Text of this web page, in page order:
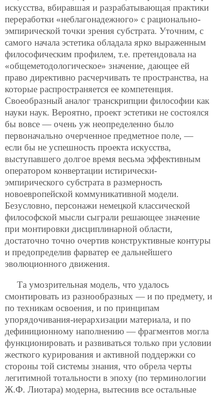
искусства, вбиравшая и разрабатывающая практики
переработки «неблагонадежного» с рационально-
эмпирической точки зрения субстрата. Уточним, с
самого начала эстетика обладала ярко выраженным
философическим профилем, т.е. претендовала на
«общеметодологическое» значение, дающее ей
право директивно расчерчивать те пространства, на
которые распространяется ее компетенция.
Своеобразный аналог транскрипции философии как
науки наук. Вероятно, проект эстетики не состоялся
бы вовсе — очень уж неопределенно было
первоначально очерченное предметное поле, —
если бы не успешность проекта искусства,
выступавшего долгое время весьма эффективным
оператором конвертации истирически-
эмпирического субстрата в размерность
новоевропейской коммуникативной модели.
Безусловно, персонажи немецкой классической
философской мысли сыграли решающее значение
при монтировки дисциплинарной области,
достаточно точно очертив конструктивные контуры
и предопределив фарватер ее дальнейшего
эволюционного движения.
Та умозрительная модель, что удалось
смонтировать из разнообразных — и по предмету, и
по техникам освоения, и по принципам
упорядочивания-иерархизации материала, и по
дефиниционному наполнению — фрагментов могла
функционировать и развиваться только при условии
жесткого курирования и активной поддержки со
стороны той системы знания, что обрела черты
легитимной тотальности в эпоху (по терминологии
Ж.Ф. Лиотара) модерна, вытеснив все остальные